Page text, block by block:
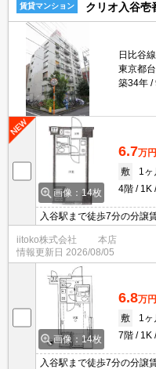
賃貸マンション クリオ入谷壱
日比谷
東京都
築34年
画像：14枚
6.7万円
敷
1ヶ
4階
1K
入谷駅まで徒歩7分の分譲
iitoko株式会社 本店
情報更新日 2026/08/05
画像：14枚
6.8万円
敷
1ヶ
7階
1K
入谷駅まで徒歩7分の分譲